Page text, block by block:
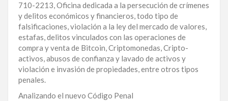
710-2213, Oficina dedicada a la persecución de crímenes
y delitos económicos y financieros, todo tipo de
falsificaciones, violación a la ley del mercado de valores,
estafas, delitos vinculados con las operaciones de
compra y venta de Bitcoin, Criptomonedas, Cripto-
activos, abusos de confianza y lavado de activos y
violación e invasión de propiedades, entre otros tipos
penales.
Analizando el nuevo Código Penal